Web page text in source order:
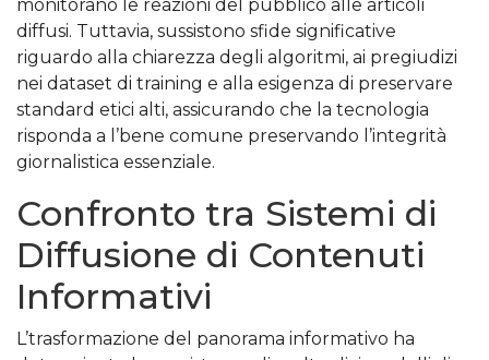
monitorano le reazioni del pubblico alle articoli
diffusi. Tuttavia, sussistono sfide significative
riguardo alla chiarezza degli algoritmi, ai pregiudizi
nei dataset di training e alla esigenza di preservare
standard etici alti, assicurando che la tecnologia
risponda a l’bene comune preservando l’integrità
giornalistica essenziale.
Confronto tra Sistemi di
Diffusione di Contenuti
Informativi
L’trasformazione del panorama informativo ha